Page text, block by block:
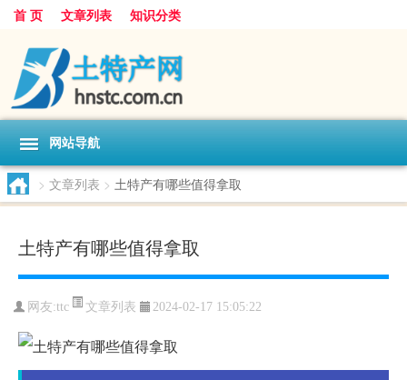
首 页 文章列表 知识分类
网站导航
> 文章列表 > 土特产有哪些值得拿取
土特产有哪些值得拿取
网友:ttc 文章列表 2024-02-17 15:05:22